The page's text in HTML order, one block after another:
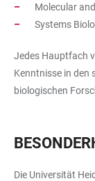
Molecular
Systems
Jedes Hauptfach
Kenntnisse in den
biologischen
Die Universität